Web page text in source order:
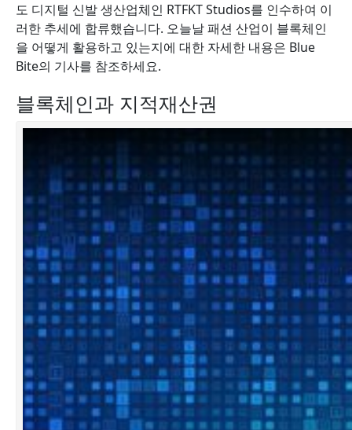
도 디지털 신발 생산업체인 RTFKT Studios를 인수하여 이
러한 추세에 합류했습니다. 오늘날 패션 산업이 블록체인
을 어떻게 활용하고 있는지에 대한 자세한 내용은 Blue
Bite의 기사를 참조하세요.
블록체인과 지적재산권